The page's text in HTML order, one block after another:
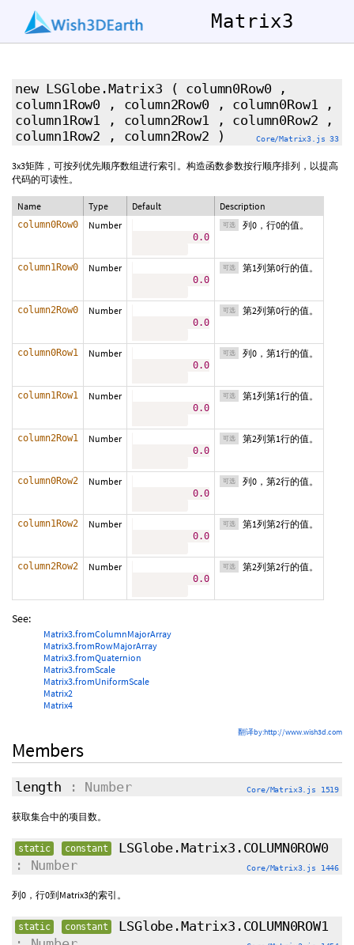
Matrix3
new LSGlobe.Matrix3 ( column0Row0
,
column1Row0
, column2Row0 , column0Row1
,
column1Row1
, column2Row1 , column0Row2
,
column1Row2
, column2Row2 ) Core/Matrix3.js 33
3x3矩阵，可按列优先顺序数组进行索引。构造函数参数按行顺序排列，以提高
代码的可读性。
Name Type Default Description
column0Row0 Number
0.0
可选 列0，行0的值。
column1Row0 Number
0.0
可选 第1列第0行的值。
column2Row0 Number
0.0
可选 第2列第0行的值。
column0Row1 Number
0.0
可选 列0，第1行的值。
column1Row1 Number
0.0
可选 第1列第1行的值。
column2Row1 Number
0.0
可选 第2列第1行的值。
column0Row2 Number
0.0
可选 列0，第2行的值。
column1Row2 Number
0.0
可选 第1列第2行的值。
column2Row2 Number
0.0
可选 第2列第2行的值。
See:
Matrix3.fromColumnMajorArray
Matrix3.fromRowMajorArray
Matrix3.fromQuaternion
Matrix3.fromScale
Matrix3.fromUniformScale
Matrix2
Matrix4
翻译by:http://www.wish3d.com
Members
length : Number Core/Matrix3.js 1519
获取集合中的项目数。
static constant LSGlobe.Matrix3.COLUMN0ROW0
: Number
Core/Matrix3.js 1446
列0，行0到Matrix3的索引。
static constant LSGlobe.Matrix3.COLUMN0ROW1